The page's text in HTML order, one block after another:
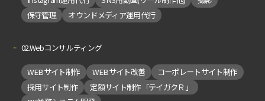
保守管理
オウンドメディア運用代行
02.Webコンサルティング
WEBサイト制作 WEBサイト改善
コーポレートサイト制作
採用サイト制作
定額サイト制作「テイガクＲ」